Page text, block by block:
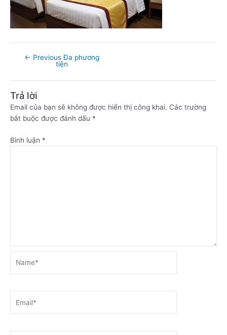
← Previous Đa phương
tiện
Trả lời
Email của bạn sẽ không được hiển thị công khai. Các trường
bắt buộc được đánh dấu *
Bình luận *